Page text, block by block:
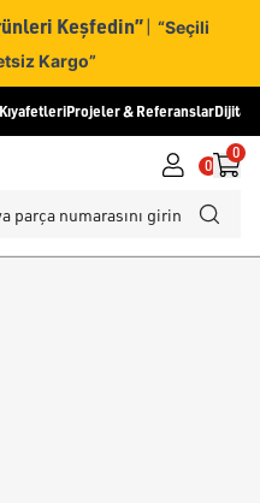
Keşfedin”| “Seçili
Kargo”
Projeler & ReferanslarDijital
0
0